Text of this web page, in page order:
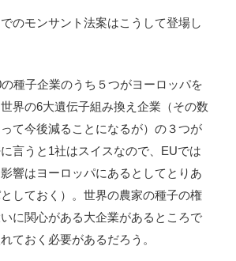
のモンサント法案はこうして登場し
種子企業のうち５つがヨーロッパを
界の6大遺伝子組み換え企業（その数
て今後減ることになるが）の３つが
言うと1社はスイスなので、EUでは
響はヨーロッパにあるとしてとりあ
しておく）。世界の農家の種子の権
に関心がある大企業があるところで
ておく必要があるだろう。